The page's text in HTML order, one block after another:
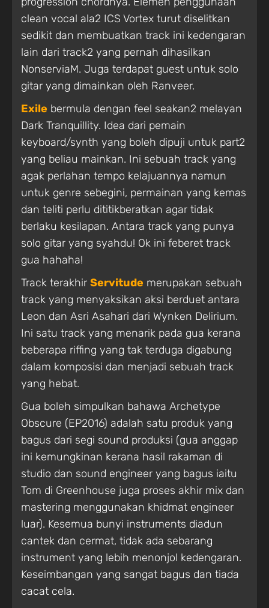
clean vocal ala2 ICS Vortex turut diselitkan
sedikit dan membuatkan track ini kedengaran
lain dari track2 yang pernah dihasilkan
NonserviaM. Juga terdapat guest untuk solo
gitar yang dimainkan oleh Ranveer.
Exile bermula dengan feel seakan2 melayan
Dark Tranquillity. Idea dari pemain
keyboard/synth yang boleh dipuji untuk part2
yang beliau mainkan. Ini sebuah track yang
agak perlahan tempo kelajuannya namun
untuk genre sebegini, permainan yang kemas
dan teliti perlu dititikberatkan agar tidak
berlaku kesilapan. Antara track yang punya
solo gitar yang syahdu! Ok ini feberet track
gua hahaha!
Track terakhir Servitude merupakan sebuah
track yang menyaksikan aksi berduet antara
Leon dan Asri Asahari dari Wynken Delirium.
Ini satu track yang menarik pada gua kerana
beberapa riffing yang tak terduga digabung
dalam komposisi dan menjadi sebuah track
yang hebat.
Gua boleh simpulkan bahawa Archetype
Obscure (EP2016) adalah satu produk yang
bagus dari segi sound produksi (gua anggap
ini kemungkinan kerana hasil rakaman di
studio dan sound engineer yang bagus iaitu
Tom di Greenhouse juga proses akhir mix dan
mastering menggunakan khidmat engineer
luar). Kesemua bunyi instruments diadun
cantek dan cermat, tidak ada sebarang
instrument yang lebih menonjol kedengaran.
Keseimbangan yang sangat bagus dan tiada
cacat cela.